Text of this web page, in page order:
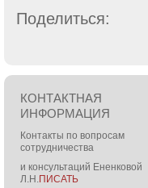
Поделиться:
КОНТАКТНАЯ
ИНФОРМАЦИЯ
Контакты по вопросам
сотрудничества
и консультаций Ененковой
Л.Н.ПИСАТЬ